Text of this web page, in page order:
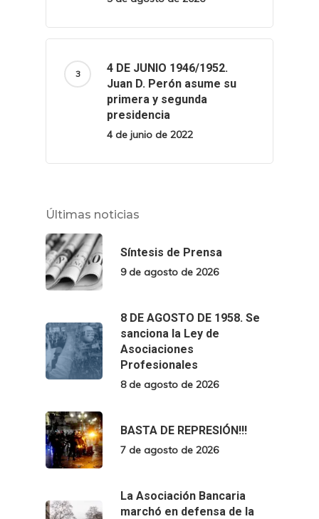
4 DE JUNIO 1946/1952.
Juan D. Perón asume su
primera y segunda
presidencia
4 de junio de 2022
Últimas noticias
Síntesis de Prensa
9 de agosto de 2026
8 DE AGOSTO DE 1958. Se
sanciona la Ley de
Asociaciones
Profesionales
8 de agosto de 2026
BASTA DE REPRESIÓN!!!
7 de agosto de 2026
La Asociación Bancaria
marchó en defensa de la